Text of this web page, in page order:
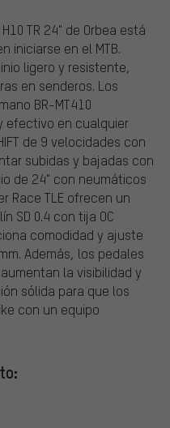
TR 24" de Orbea está
iniciarse en el MTB.
ligero y resistente,
en senderos. Los
BR-MT410
efectivo en cualquier
de 9 velocidades con
subidas y bajadas con
de 24" con neumáticos
Race TLE ofrecen un
SD 0.4 con tija OC
comodidad y ajuste
Además, los pedales
la visibilidad y
sólida para que los
con un equipo